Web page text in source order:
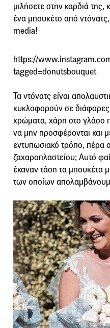
μιλήσετε στην καρδιά
ένα μπουκέτο από
media!
https://
tagged=donutsbouquet
Τα ντόνατς είναι
κυκλοφορούν σε διάφορες
χρώματα, χάρη στο γλάσο
να μην προσφέρονται και
εντυπωσιακό τρόπο, πέρα
ζαχαροπλαστείου; Αυτό
έκαναν τάση τα μπουκέτα
των οποίων